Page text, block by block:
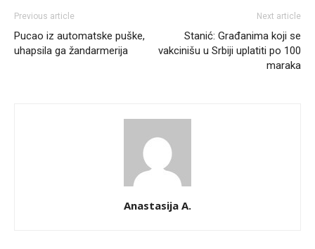
Previous article
Pucao iz automatske puške,
uhapsila ga žandarmerija
Next article
Stanić: Građanima koji se
vakcinišu u Srbiji uplatiti po 100
maraka
Anastasija A.